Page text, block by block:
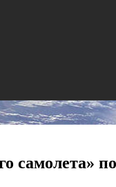
самолета»